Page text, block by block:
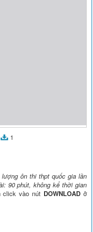
1
ôn thi thpt quốc gia lần
90 phút, không kể thời gian
click vào nút DOWNLOADở